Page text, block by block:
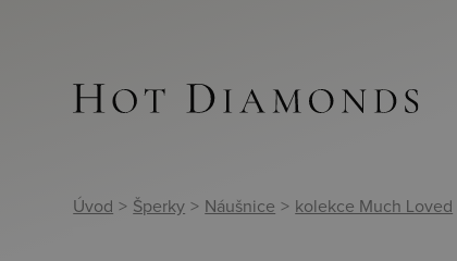
Úvod > Šperky > Náušnice > kolekce Much Loved